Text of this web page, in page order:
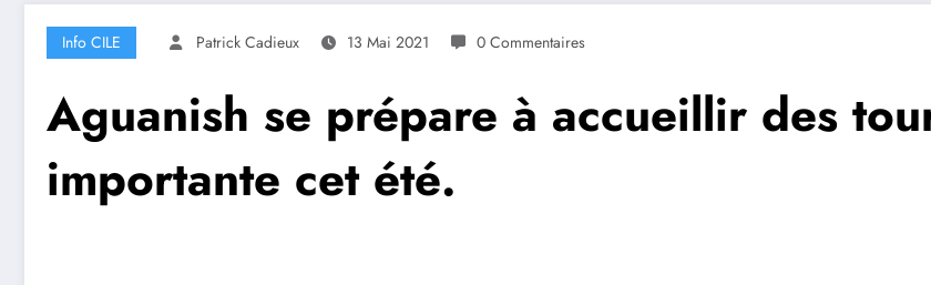
Info CILE Patrick Cadieux 13 Mai 2021 0 Commentaires
Aguanish se prépare à accueillir des
importante cet été.